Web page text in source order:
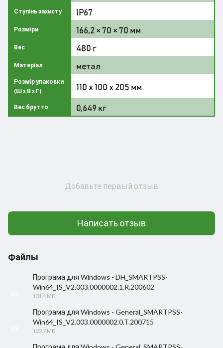
Ступінь захисту IP67
Розміри 166,2 × 70 × 70 мм
Вес 480 г
Матеріал метал
Розмір упаковки
(Ш х В х Г)
110 x 100 x 205 мм
Вес брутто 0,649 кг
Добавьте первый отзыв
Написать отзыв
Файлы
Програма для Windows - DH_SMARTPSS-
Win64_IS_V2.003.0000002.1.R.200602
131.4 МБ
Програма для Windows - General_SMARTPSS-
Win64_IS_V2.003.0000002.0.T.200715
122.7 МБ